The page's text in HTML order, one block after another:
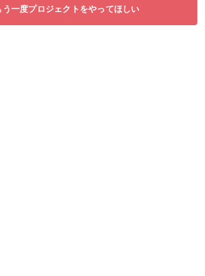
す。 [掲
う一度プロジェクトをやってほしい